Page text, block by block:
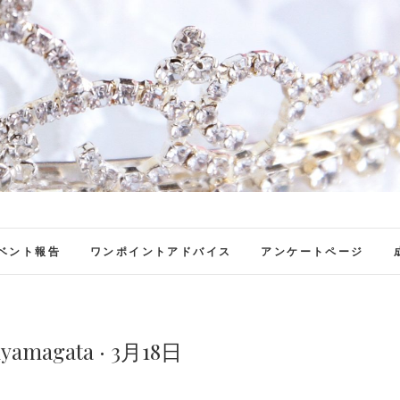
ァンブロ
ント報告 ワンポイントアドバイス アンケートページ
· 3月18日